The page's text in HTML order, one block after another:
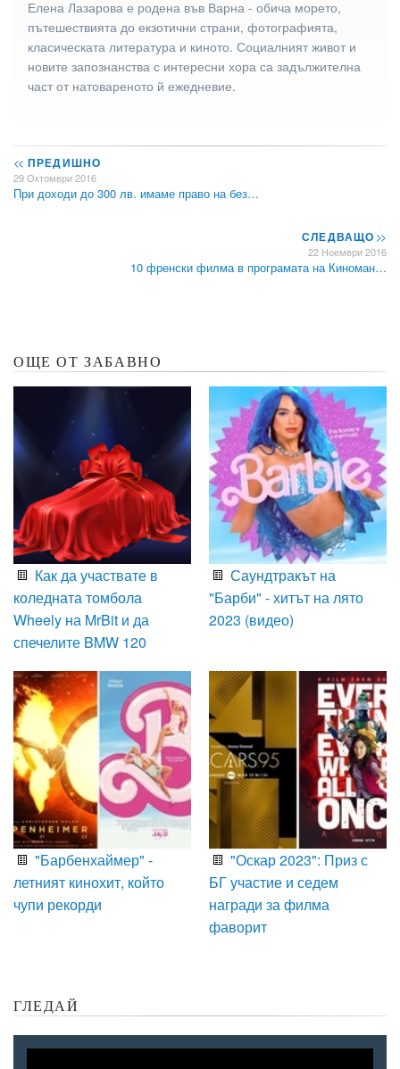
Елена Лазарова е родена във Варна - обича морето,
пътешествията до екзотични страни, фотографията,
класическата литература и киното. Социалният живот и
новите запознанства с интересни хора са задължителна
част от натовареното й ежедневие.
<< ПРЕДИШНО
29 Октомври 2016
При доходи до 300 лв. имаме право на без…
СЛЕДВАЩО>>
22 Ноември 2016
10 френски филма в програмата на Киноман…
ОЩЕ ОТ ЗАБАВНО
Как да участвате в
коледната томбола
Wheely на MrBit и да
спечелите BMW 120
Саундтракът на
"Барби" - хитът на лято
2023 (видео)
"Барбенхаймер" -
летният кинохит, който
чупи рекорди
"Оскар 2023": Приз с
БГ участие и седем
награди за филма
фаворит
ГЛЕДАЙ